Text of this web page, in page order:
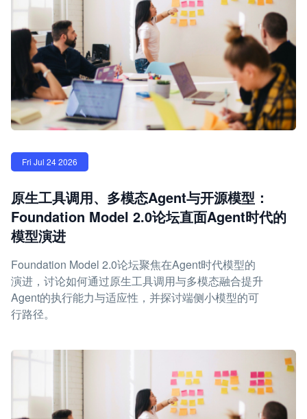
Fri Jul 24 2026
原生工具调用、多模态Agent与开源模型：
Foundation Model 2.0论坛直面Agent时代的
模型演进
Foundation Model 2.0论坛聚焦在Agent时代模型的
演进，讨论如何通过原生工具调用与多模态融合提升
Agent的执行能力与适应性，并探讨端侧小模型的可
行路径。